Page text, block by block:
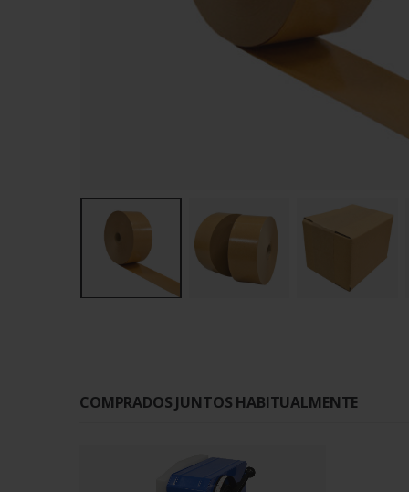
COMPRADOS JUNTOS HABITUALMENTE